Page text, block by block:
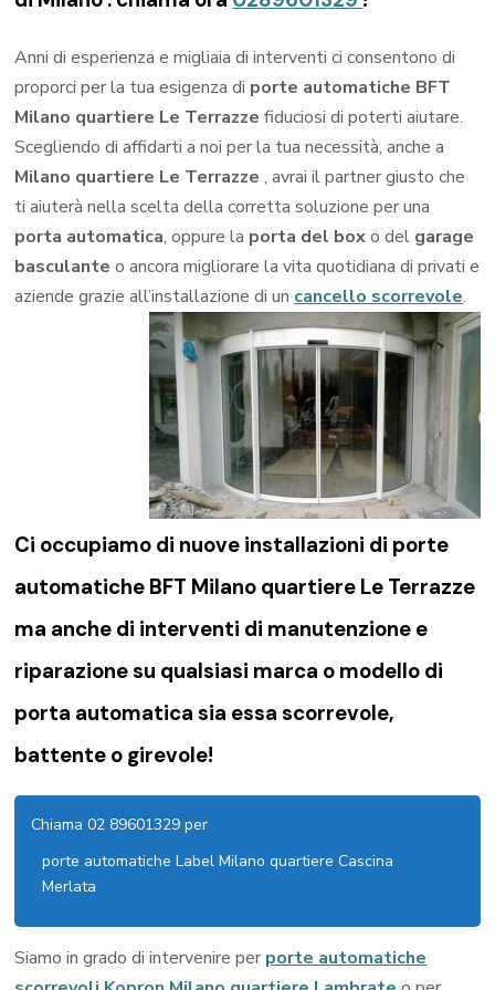
Anni di esperienza e migliaia di interventi ci consentono di
proporci per la tua esigenza di porte automatiche BFT
Milano quartiere Le Terrazze fiduciosi di poterti aiutare.
Scegliendo di affidarti a noi per la tua necessità, anche a
Milano quartiere Le Terrazze, avrai il partner giusto che
ti aiuterà nella scelta della corretta soluzione per una
porta automatica, oppure la porta del boxo del garage
basculante o ancora migliorare la vita quotidiana di privati e
aziende grazie all’installazione di un cancello scorrevole.
Ci occupiamo di nuove installazioni di porte
automatiche BFT Milano quartiere Le Terrazze
ma anche di interventi di manutenzione e
riparazione su qualsiasi marca o modello di
porta automatica sia essa scorrevole,
battente o girevole!
Chiama 02 89601329 per
porte automatiche Label Milano quartiere Cascina
Merlata
Siamo in grado di intervenire per porte automatiche